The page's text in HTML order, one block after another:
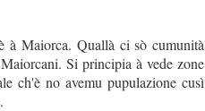
à Maiorca. Quallà ci sò cumunità
Si principia à vede zone
ch'è no avemu pupulazione cusì